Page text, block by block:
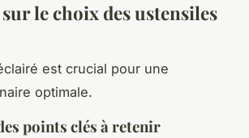
le choix des ustensiles
est crucial pour une
optimale.
points clés à retenir